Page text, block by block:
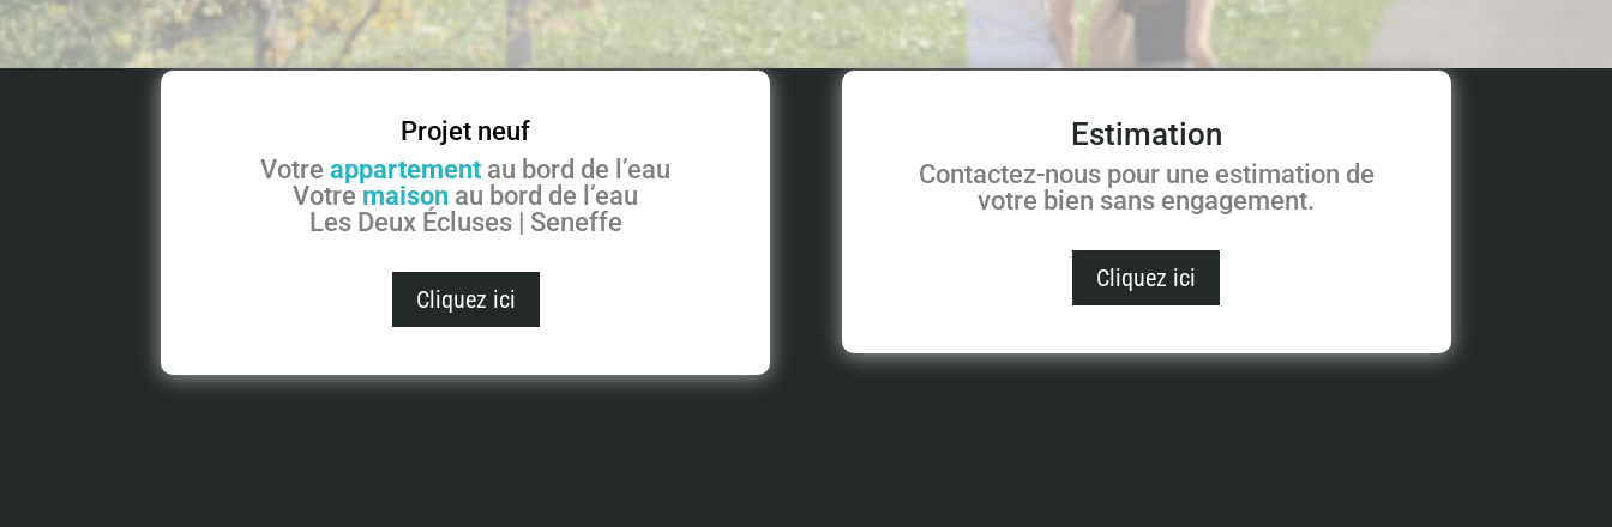
Projet neuf
Votreappartement au bord de l’eau
Votre maison au bord de l’eau
Les Deux Écluses | Seneffe
Cliquez ici
Estimation
Contactez-nous pour une estimation de
votre bien sans engagement.
Cliquez ici